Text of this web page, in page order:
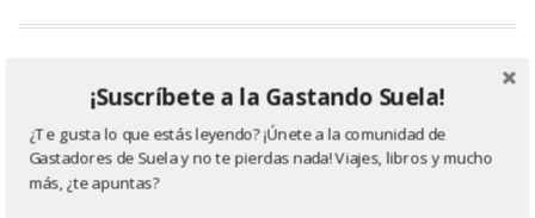
ofertas de Chapka! Accede a través de la imagen ;)
¡Suscríbete a la Gastando Suela!
¿Te gusta lo que estás leyendo? ¡Únete a la comunidad de
Gastadores de Suela y no te pierdas nada! Viajes, libros y mucho
más, ¿te apuntas?